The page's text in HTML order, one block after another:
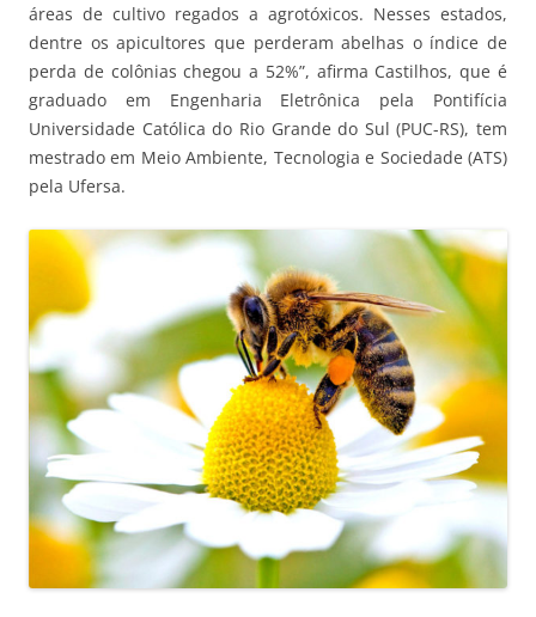
áreas de cultivo regados a agrotóxicos. Nesses estados,
dentre os apicultores que perderam abelhas o índice de
perda de colônias chegou a 52%”, afirma Castilhos, que é
graduado em Engenharia Eletrônica pela Pontifícia
Universidade Católica do Rio Grande do Sul (PUC-RS), tem
mestrado em Meio Ambiente, Tecnologia e Sociedade (ATS)
pela Ufersa.